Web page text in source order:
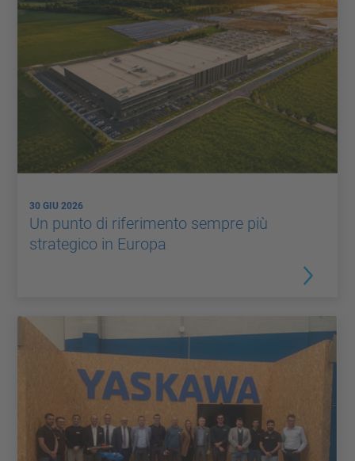
30 GIU 2026
Un punto di riferimento sempre più
strategico in Europa